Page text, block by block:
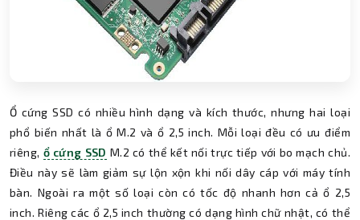
Ổ cứng SSD có nhiều hình dạng và kích thước, nhưng hai loại
phổ biến nhất là ổ M.2 và ổ 2,5 inch. Mỗi loại đều có ưu điểm
riêng, ổ cứng SSD M.2 có thể kết nối trực tiếp với bo mạch chủ.
Điều này sẽ làm giảm sự lộn xộn khi nối dây cáp với máy tính
bàn. Ngoài ra một số loại còn có tốc độ nhanh hơn cả ổ 2,5
inch. Riêng các ổ 2,5 inch thường có dạng hình chữ nhật, có thể